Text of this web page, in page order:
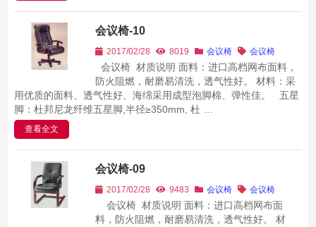
会议椅-10
2017/02/28 8019 会议椅 会议椅
会议椅 材质说明 面料：进口高档网布面料，
防火阻燃，耐磨易清洗，透气性好。 材料：采
用优质的面料、透气性好、海绵采用成型泡脚棉、弹性佳。 五星
脚：杜邦尼龙纤维五星脚,半径≥350mm, 杜 …
查看全文
会议椅-09
2017/02/28 9483 会议椅 会议椅
会议椅 材质说明 面料：进口高档网布面
料，防火阻燃，耐磨易清洗，透气性好。 材